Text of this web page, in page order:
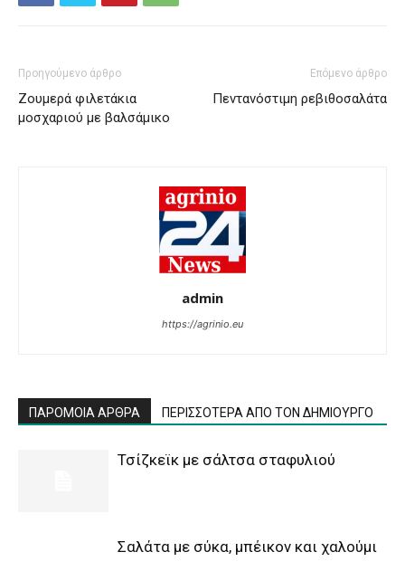
Προηγούμενο άρθρο
Ζουμερά φιλετάκια
μοσχαριού με βαλσάμικο
Επόμενο άρθρο
Πεντανόστιμη ρεβιθοσαλάτα
admin
https://agrinio.eu
ΠΑΡΟΜΟΙΑ ΑΡΘΡΑ ΠΕΡΙΣΣΟΤΕΡΑ ΑΠΟ ΤΟΝ ΔΗΜΙΟΥΡΓΟ
Τσίζκεϊκ με σάλτσα σταφυλιού
Σαλάτα με σύκα, μπέικον και χαλούμι